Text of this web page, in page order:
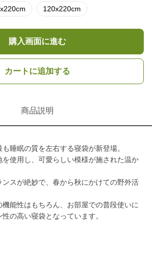
120x220cm
購入画面に進む
カートに追加する
商品説明
睡眠の質を左右する寝袋が新登場。
使用し、可愛らしい模様が施された温か
スが絶妙で、春から秋にかけての野外活
能性はもちろん、お部屋での普段使いに
の高い寝袋となっています。